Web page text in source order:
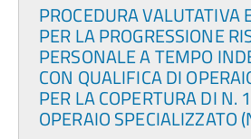
PROCEDURA VALUTATIVA
PER LA PROGRESSIONE
PERSONALE A TEMPO
CON QUALIFICA DI
PER LA COPERTURA DI N.
OPERAIO SPECIALIZZATO